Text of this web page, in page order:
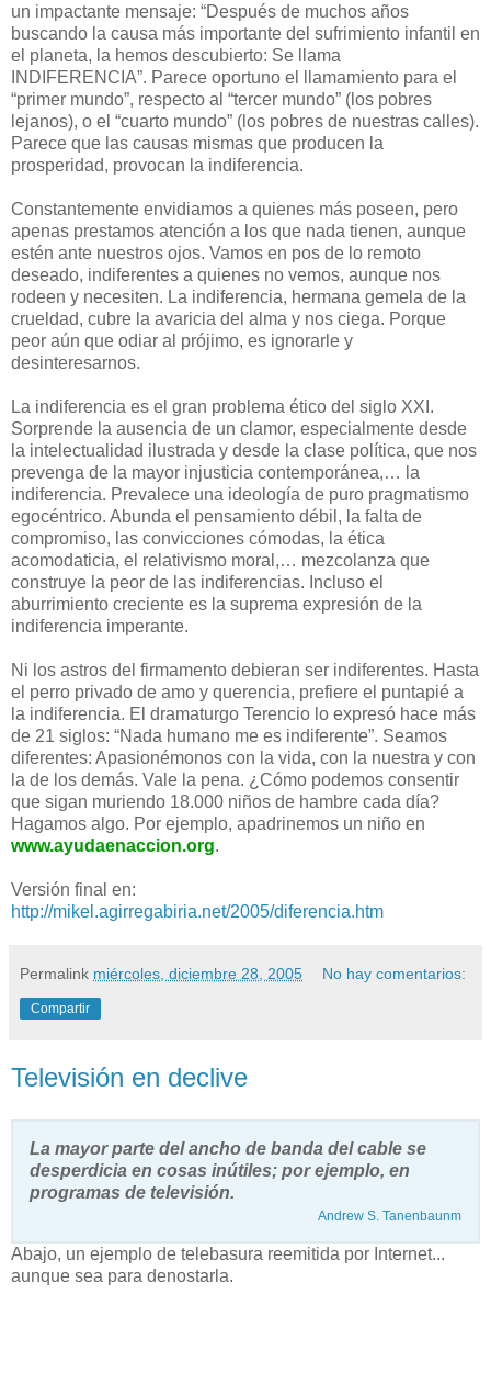
un impactante mensaje: “Después de muchos años
buscando la causa más importante del sufrimiento infantil en
el planeta, la hemos descubierto: Se llama
INDIFERENCIA”. Parece oportuno el llamamiento para el
“primer mundo”, respecto al “tercer mundo” (los pobres
lejanos), o el “cuarto mundo” (los pobres de nuestras calles).
Parece que las causas mismas que producen la
prosperidad, provocan la indiferencia.
Constantemente envidiamos a quienes más poseen, pero
apenas prestamos atención a los que nada tienen, aunque
estén ante nuestros ojos. Vamos en pos de lo remoto
deseado, indiferentes a quienes no vemos, aunque nos
rodeen y necesiten. La indiferencia, hermana gemela de la
crueldad, cubre la avaricia del alma y nos ciega. Porque
peor aún que odiar al prójimo, es ignorarle y
desinteresarnos.
La indiferencia es el gran problema ético del siglo XXI.
Sorprende la ausencia de un clamor, especialmente desde
la intelectualidad ilustrada y desde la clase política, que nos
prevenga de la mayor injusticia contemporánea,… la
indiferencia. Prevalece una ideología de puro pragmatismo
egocéntrico. Abunda el pensamiento débil, la falta de
compromiso, las convicciones cómodas, la ética
acomodaticia, el relativismo moral,… mezcolanza que
construye la peor de las indiferencias. Incluso el
aburrimiento creciente es la suprema expresión de la
indiferencia imperante.
Ni los astros del firmamento debieran ser indiferentes. Hasta
el perro privado de amo y querencia, prefiere el puntapié a
la indiferencia. El dramaturgo Terencio lo expresó hace más
de 21 siglos: “Nada humano me es indiferente”. Seamos
diferentes: Apasionémonos con la vida, con la nuestra y con
la de los demás. Vale la pena. ¿Cómo podemos consentir
que sigan muriendo 18.000 niños de hambre cada día?
Hagamos algo. Por ejemplo, apadrinemos un niño en
www.ayudaenaccion.org.
Versión final en:
http://mikel.agirregabiria.net/2005/diferencia.htm
Permalink miércoles, diciembre 28, 2005 No hay comentarios:
Compartir
Televisión en declive
La mayor parte del ancho de banda del cable se
desperdicia en cosas inútiles; por ejemplo, en
programas de televisión.
Andrew S. Tanenbaunm
Abajo, un ejemplo de telebasura reemitida por Internet...
aunque sea para denostarla.